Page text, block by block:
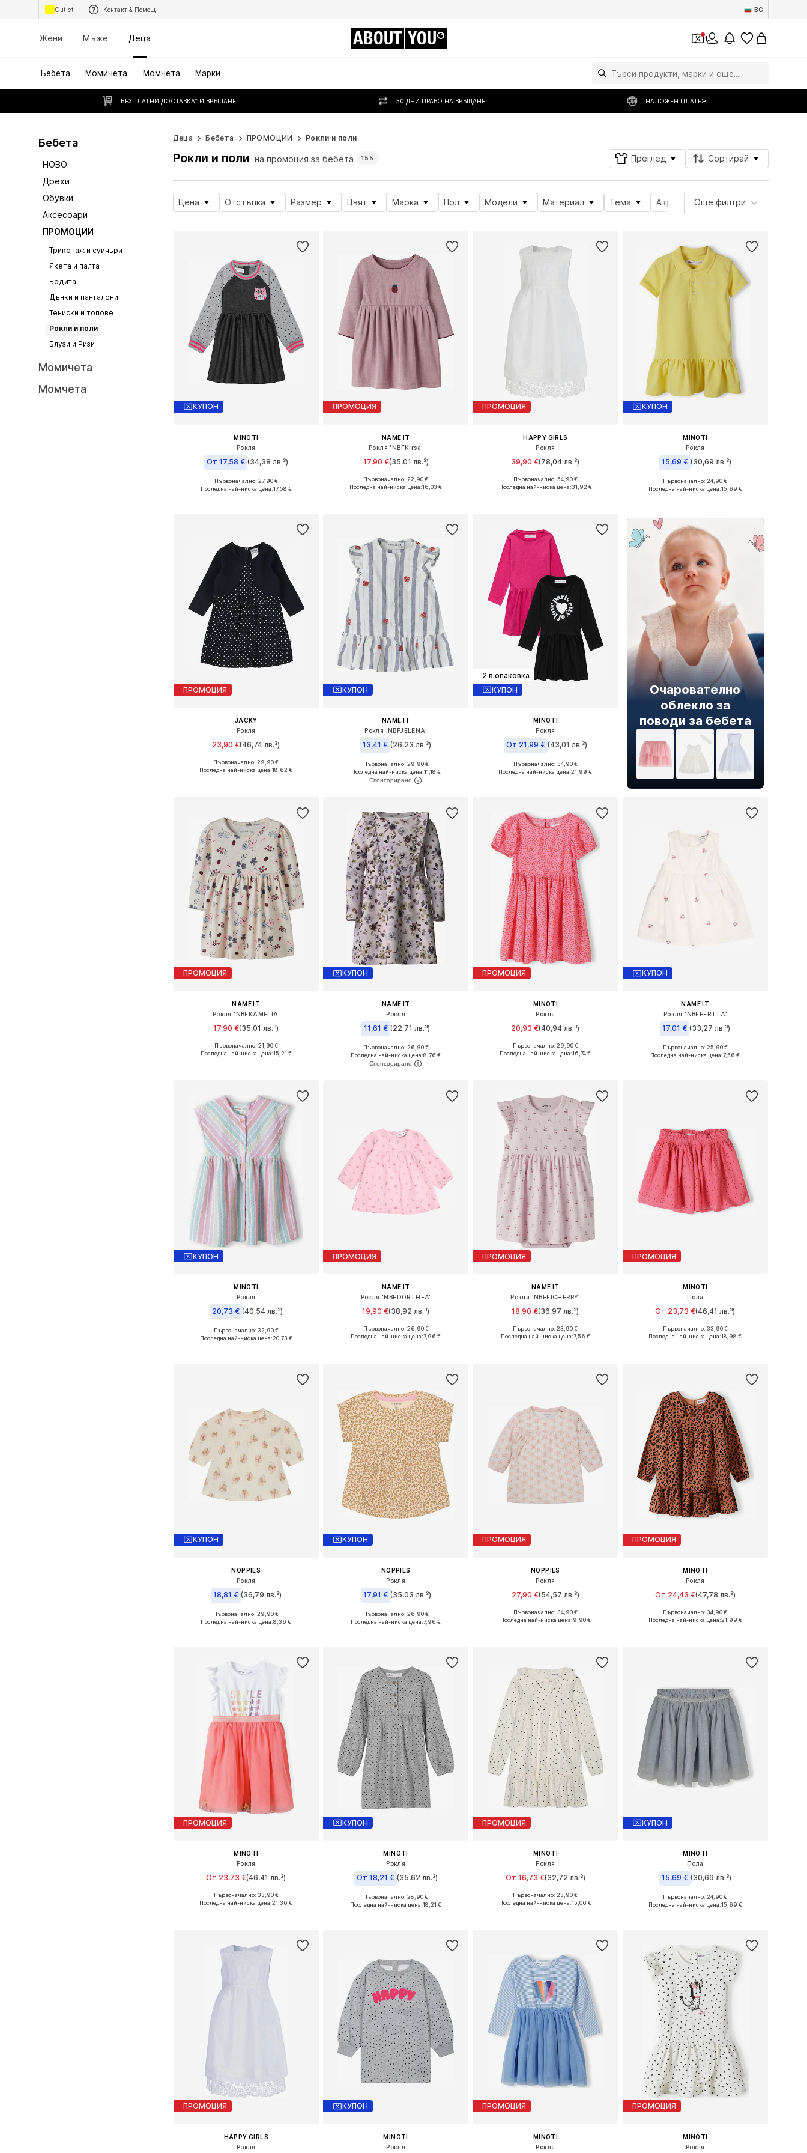
Outlet Контакт & Помощ BG
Жени Мъже Деца ABOUT YOU 1
Бебета Момичета Момчета Марки
БЕЗПЛАТНИ ДОСТАВКА* И ВРЪЩАНЕ 30 ДНИ ПРАВО НА ВРЪЩАНЕ НАЛОЖЕН ПЛАТЕЖ
Бебета
НОВО
Дрехи
Обувки
Аксесоари
ПРОМОЦИИ
Трикотаж и суичъри
Якета и палта
Бодита
Дънки и панталони
Тениски и топове
Рокли и поли
Блузи и Ризи
Момичета
Момчета
Деца Бебета ПРОМОЦИИ Рокли и поли
Рокли и поли на промоция за бебета 155 Преглед Сортирай
Цена Отстъпка Размер Цвят Марка Пол Модели Материал Тема Атрибути на продукта
Още филтри
КУПОН
MINOTI
Рокля
От 17,58 € (34,38 лв.³)
Предлага се в много размери
Първоначално: 27,90 €
Последна най-ниска цена:17,58 €
ПРОМОЦИЯ
NAME IT
Рокля 'NBFKirsa'
17,90 €(35,01 лв.³)
Налични размери: 68, 74, 80, 86
Първоначално: 22,90 €
Последна най-ниска цена:16,03 €
ПРОМОЦИЯ
HAPPY GIRLS
Рокля
39,90 €(78,04 лв.³)
Предлага се в много размери
Първоначално: 54,90 €
Последна най-ниска цена:31,92 €
КУПОН
MINOTI
Рокля
15,69 € (30,69 лв.³)
Налични размери: 80-86
Първоначално: 24,90 €
Последна най-ниска цена:15,69 €
ПРОМОЦИЯ
JACKY
Рокля
23,90 €(46,74 лв.³)
Налични размери: 62, 68, 74, 80, 86, 92
Първоначално: 29,90 €
Последна най-ниска цена:18,62 €
КУПОН
NAME IT
Рокля 'NBFJELENA'
13,41 € (26,23 лв.³)
Налични размери: 68, 74, 80, 86
Добави в кошницата
Първоначално: 29,90 €
Последна най-ниска цена:11,18 €
2 в опаковка
КУПОН
MINOTI
Рокля
От 21,99 € (43,01 лв.³)
Предлага се в много размери
Първоначално: 34,90 €
Последна най-ниска цена:21,99 €
Очарователно
облекло за
поводи за бебета
ПРОМОЦИЯ
NAME IT
Рокля 'NBFKAMELIA'
17,90 €(35,01 лв.³)
Налични размери: 68, 74, 80, 86
Първоначално: 21,90 €
Последна най-ниска цена:15,21 €
КУПОН
NAME IT
Рокля
11,61 € (22,71 лв.³)
Предлага се в много размери
Добави в кошницата
Първоначално: 26,90 €
Последна най-ниска цена:8,76 €
ПРОМОЦИЯ
MINOTI
Рокля
20,93 €(40,94 лв.³)
Налични размери: 80-86, 92-96
Първоначално: 29,90 €
Последна най-ниска цена:16,74 €
КУПОН
NAME IT
Рокля 'NBFFERILLA'
17,01 € (33,27 лв.³)
Налични размери: 68, 74, 80, 86
Първоначално: 25,90 €
Последна най-ниска цена:7,56 €
КУПОН
MINOTI
Рокля
20,73 € (40,54 лв.³)
Налични размери: 80-86
Първоначално: 32,90 €
Последна най-ниска цена:20,73 €
ПРОМОЦИЯ
NAME IT
Рокля 'NBFDORTHEA'
19,90 €(38,92 лв.³)
Налични размери: 68, 74, 80, 86
Първоначално: 26,90 €
Последна най-ниска цена:7,96 €
ПРОМОЦИЯ
NAME IT
Рокля 'NBFFICHERRY'
18,90 €(36,97 лв.³)
Налични размери: 68, 74, 80, 86
Първоначално: 23,90 €
Последна най-ниска цена:7,56 €
ПРОМОЦИЯ
MINOTI
Пола
От 23,73 €(46,41 лв.³)
Предлага се в много размери
Първоначално: 33,90 €
Последна най-ниска цена:18,98 €
КУПОН
NOPPIES
Рокля
18,81 € (36,79 лв.³)
Предлага се в много размери
Първоначално: 29,90 €
Последна най-ниска цена:8,36 €
КУПОН
NOPPIES
Рокля
17,91 € (35,03 лв.³)
Предлага се в много размери
Първоначално: 26,90 €
Последна най-ниска цена:7,96 €
ПРОМОЦИЯ
NOPPIES
Рокля
27,90 €(54,57 лв.³)
Налични размери: 74, 80, 86, 92
Първоначално: 34,90 €
Последна най-ниска цена:9,90 €
ПРОМОЦИЯ
MINOTI
Рокля
От 24,43 €(47,78 лв.³)
Предлага се в много размери
Първоначално: 34,90 €
Последна най-ниска цена:21,99 €
ПРОМОЦИЯ
MINOTI
Рокля
От 23,73 €(46,41 лв.³)
Предлага се в много размери
Първоначално: 33,90 €
Последна най-ниска цена:21,36 €
КУПОН
MINOTI
Рокля
От 18,21 € (35,62 лв.³)
Предлага се в много размери
Първоначално: 28,90 €
Последна най-ниска цена:18,21 €
ПРОМОЦИЯ
MINOTI
Рокля
От 16,73 €(32,72 лв.³)
Предлага се в много размери
Първоначално: 23,90 €
Последна най-ниска цена:15,06 €
КУПОН
MINOTI
Пола
15,69 € (30,69 лв.³)
Налични размери: 80-86
Първоначално: 24,90 €
Последна най-ниска цена:15,69 €
ПРОМОЦИЯ
HAPPY GIRLS
Рокля
КУПОН
MINOTI
Рокля
ПРОМОЦИЯ
MINOTI
Рокля
ПРОМОЦИЯ
MINOTI
Рокля